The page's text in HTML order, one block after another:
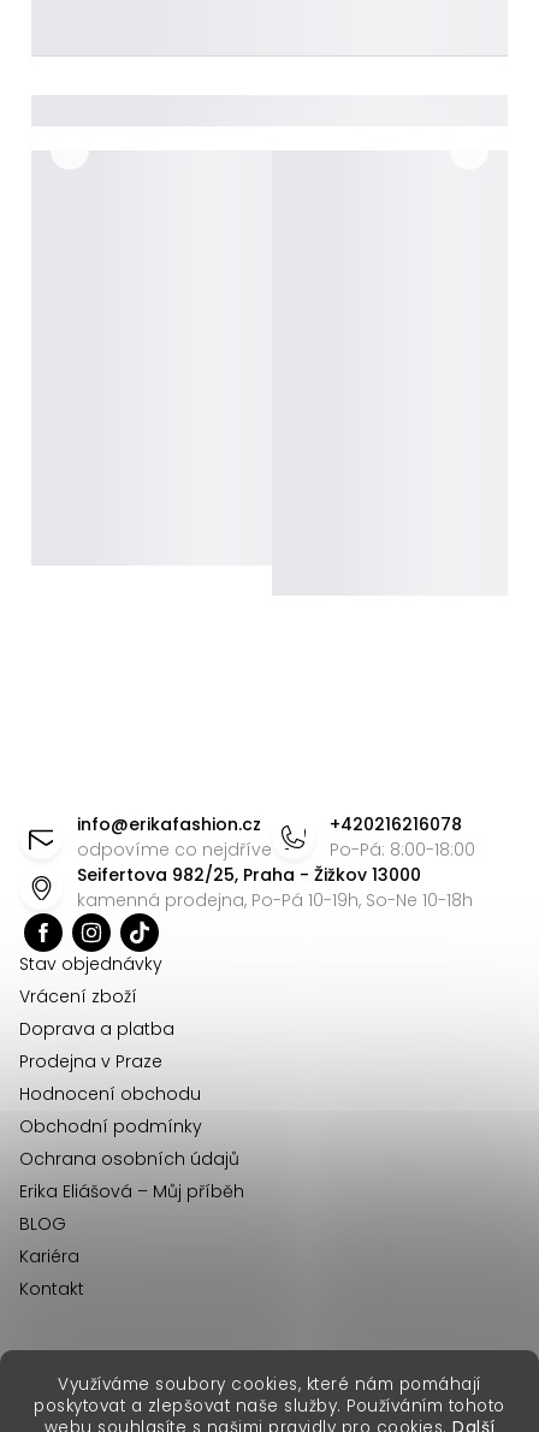
Využíváme soubory cookies, které nám pomáhají
poskytovat a zlepšovat naše služby. Používáním tohoto
info@erikafashion.cz
odpovíme co nejdříve
+420216216078
Po-Pá: 8:00-18:00
Seifertova 982/25, Praha - Žižkov 13000
kamenná prodejna, Po-Pá 10-19h, So-Ne 10-18h
Stav objednávky
Vrácení zboží
Doprava a platba
Prodejna v Praze
Hodnocení obchodu
Obchodní podmínky
Ochrana osobních údajů
Erika Eliášová – Můj příběh
BLOG
Kariéra
Kontakt
Copyright 2026Erika Fashion. Všechna práva vyhrazena.
erikafashion.sk